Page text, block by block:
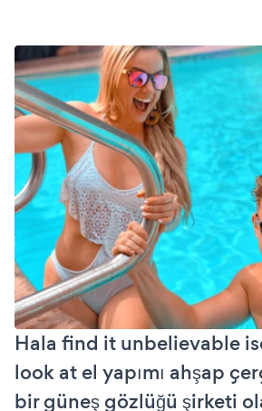
Hala find it unbelievable
look at el yapımı ahşap
bir güneş gözlüğü şirketi